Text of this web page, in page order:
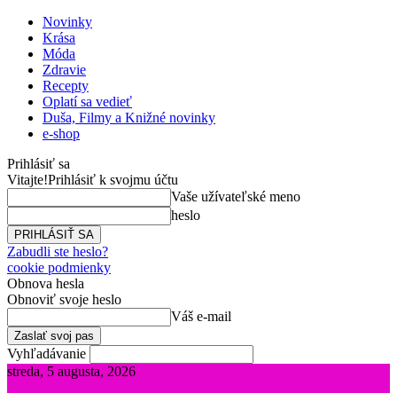
Novinky
Krása
Móda
Zdravie
Recepty
Oplatí sa vedieť
Duša, Filmy a Knižné novinky
e-shop
Prihlásiť sa
Vitajte!Prihlásiť k svojmu účtu
Vaše užívateľské meno
heslo
Zabudli ste heslo?
cookie podmienky
Obnova hesla
Obnoviť svoje heslo
Váš e-mail
Vyhľadávanie
streda, 5 augusta, 2026